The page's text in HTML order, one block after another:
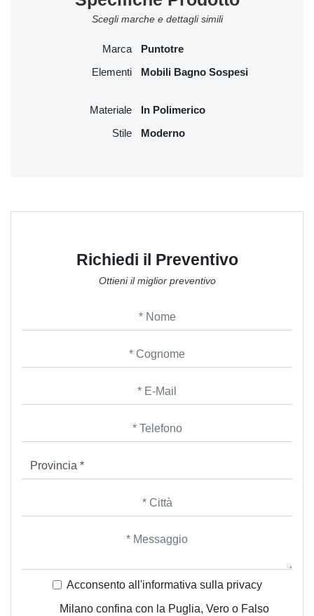
Richiedi il Preventivo
Ottieni il miglior preventivo
Acconsento all'informativa sulla privacy
Milano confina con la Puglia, Vero o Falso
Scegli marche e dettagli simili
Marca Puntotre
Elementi Mobili Bagno Sospesi
Materiale In Polimerico
Stile Moderno